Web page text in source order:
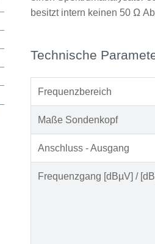
besitzt intern keinen 50 Ω
Technische
Frequenzbereich
Maße Sondenkopf
Anschluss - Ausgang
Frequenzgang [dBµV] /